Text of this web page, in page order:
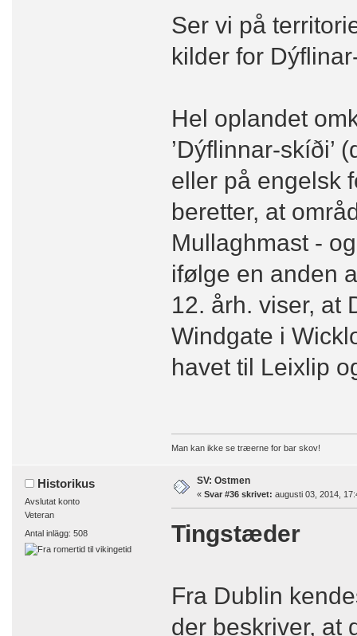
Ser vi på
kilder for
Hel oplandet
’Dýflinnar-skíði’
eller på engelsk
beretter, at
Mullaghmast -
ifølge en anden
12. årh. viser, at
Windgate i
havet til Leixlip
Man kan ikke se træerne for bar skov!
Historikus
Avslutat konto
Veteran
Antal inlägg: 508
SV: Ostmen
« Svar #36 skrivet: augusti 03, 2014,
Tingstæder
Fra Dublin
der beskriver, at